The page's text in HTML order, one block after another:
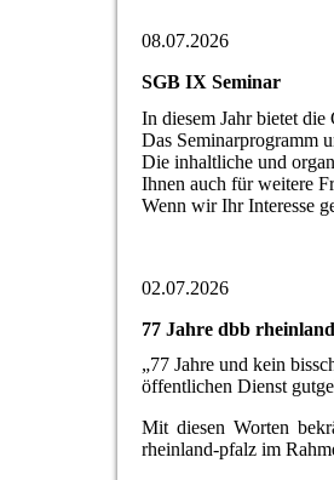
08.07.2026
SGB IX Seminar
In diesem Jahr bietet
Das Seminarprogramm
Die inhaltliche und
Ihnen auch für weitere
Wenn wir Ihr Interesse
02.07.2026
77 Jahre dbb
„77 Jahre und kein
öffentlichen Dienst
Mit diesen Worten
rheinland-pfalz im